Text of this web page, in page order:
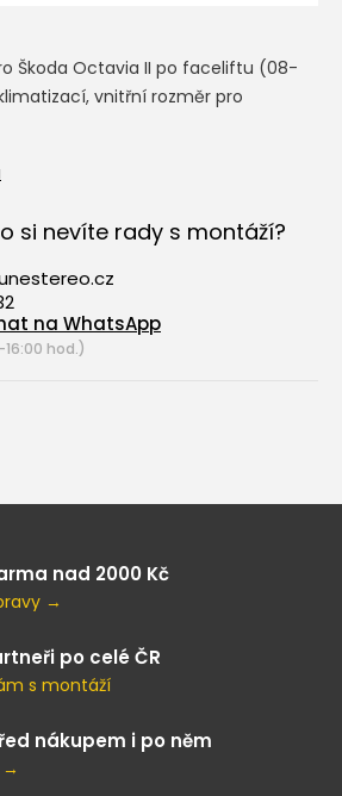
Škoda Octavia II po faceliftu (08-
vnitřní rozměr pro
si nevíte rady s montáží?
na WhatsApp
hod.)
nad 2000 Kč
→
po celé ČR
s montáží
nákupem i po něm
→